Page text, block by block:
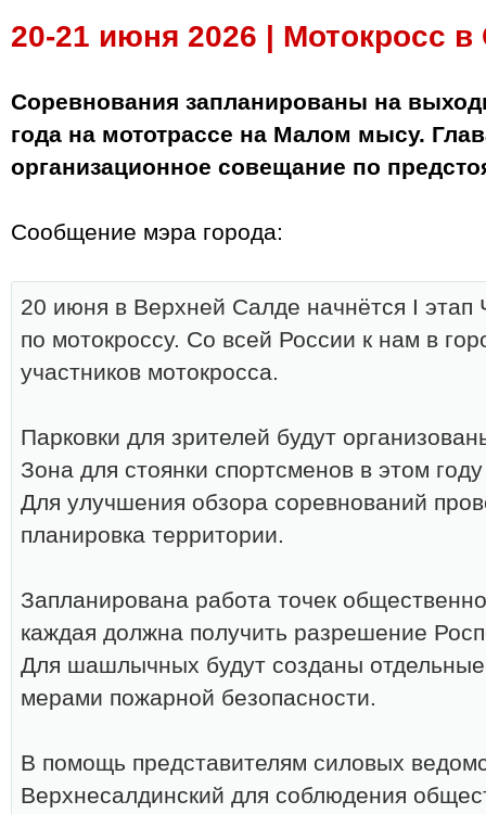
20-21 июня 2026 | Мотокросс в
Соревнования запланированы на
года на мототрассе на Малом мысу.
организационное совещание по
Сообщение мэра города:
20 июня в Верхней Салде начнётся I этап
по мотокроссу. Со всей России к нам в
участников мотокросса.
Парковки для зрителей будут
Зона для стоянки спортсменов в этом
Для улучшения обзора соревнований
планировка территории.
Запланирована работа точек
каждая должна получить разрешение
Для шашлычных будут созданы
мерами пожарной безопасности.
В помощь представителям силовых
Верхнесалдинский для соблюдения